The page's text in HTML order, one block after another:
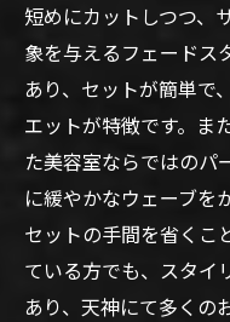
短めにカットしつつ、
象を与えるフェードス
あり、セットが簡単で
エットが特徴です。ま
た美容室ならではのパ
に緩やかなウェーブを
セットの手間を省くこ
ている方でも、スタイ
あり、天神にて多くの